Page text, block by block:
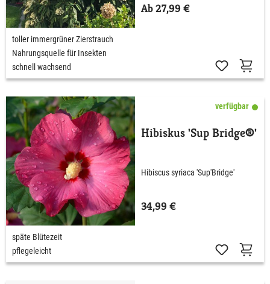
Ab 27,99 €
toller immergrüner Zierstrauch
Nahrungsquelle für Insekten
schnell wachsend
verfügbar
Hibiskus 'Sup Bridge®'
Hibiscus syriaca 'Sup'Bridge'
34,99 €
späte Blütezeit
pflegeleicht